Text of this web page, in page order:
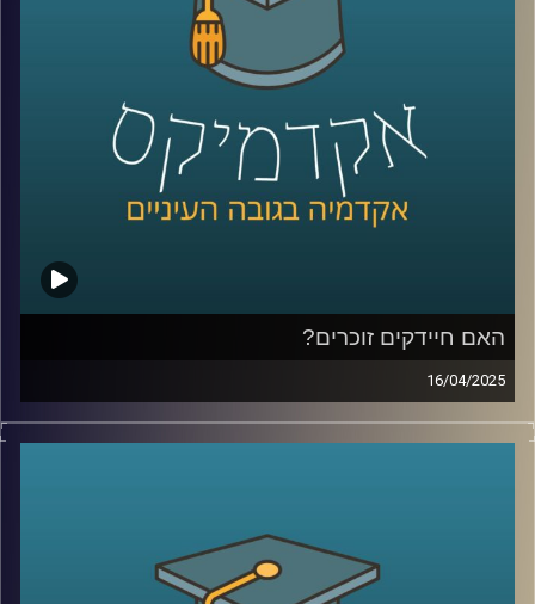
בדיוק על זה ועוד נדבר היום עם שני מומחים כאן
ד״ר אביב גאון, חבר סגל בבית ספר הארי רדזינר למשפטים וד״ר
יובל ריינפלד, בית ספר הארי רדזינר למשפטים, בינה מלאכותית,
פרטיות וסייבר.
קרדיט תמונות:AudioVersity
האם חיידקים זוכרים?
16/04/2025
בגופנו חיים כ-40 טריליון חיידקים, אבל רק בשנים האחרונות
אנחנו מתחילים להבין עד כמה הם חכמים. מחקרים מגלים
בפרק הזה נגלה איך היצורים הזעירים הללו, שנחשבו בעבר
לפשוטים, בעצם חיים כחברה מתוחכמת, משתפים פעולה
ואפילו מקריבים את עצמם – וכל זה עשוי להוביל למהפכה